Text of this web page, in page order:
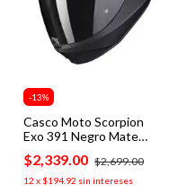
-13%
Casco Moto Scorpion
Exo 391 Negro Mate
Ece2206 Certificado
$2,339.00 $2,699.00
12 x $194.92 sin intereses